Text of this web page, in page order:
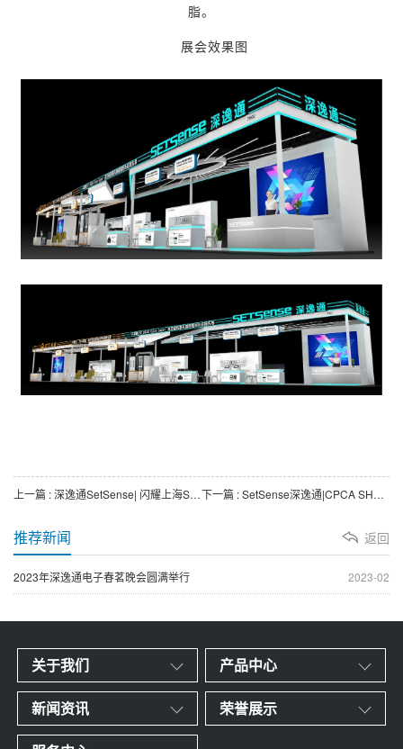
脂。
展会效果图
上一篇 : 深逸通SetSense| 闪耀上海SEMICON CHINA 2024 下一篇 : SetSense深逸通|CPCA SHOW 2024圆满落幕，期待再聚
返回
推荐新闻
2023-02
2023年深逸通电子春茗晚会圆满举行
关于我们 产品中心
新闻资讯 荣誉展示